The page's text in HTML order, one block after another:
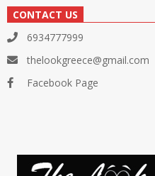
CONTACT US
6934777999
thelookgreece@gmail.com
Facebook Page